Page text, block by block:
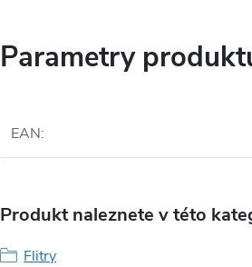
Parametry
EAN:
Produkt naleznete v této
Flitry